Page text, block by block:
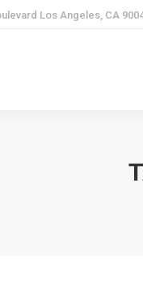
Los Angeles, CA